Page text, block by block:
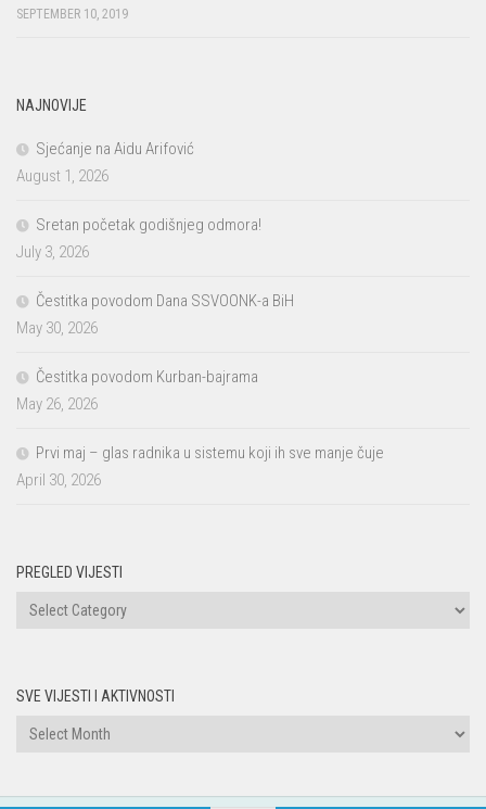
SEPTEMBER 10, 2019
NAJNOVIJE
Sjećanje na Aidu Arifović
August 1, 2026
Sretan početak godišnjeg odmora!
July 3, 2026
Čestitka povodom Dana SSVOONK-a BiH
May 30, 2026
Čestitka povodom Kurban-bajrama
May 26, 2026
Prvi maj – glas radnika u sistemu koji ih sve manje čuje
April 30, 2026
PREGLED VIJESTI
PREGLED
SVE VIJESTI I AKTIVNOSTI
Sve